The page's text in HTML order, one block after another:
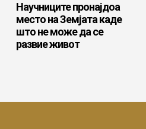
Научниците пронајдоа
место на Земјата каде
што не може да се
развие живот